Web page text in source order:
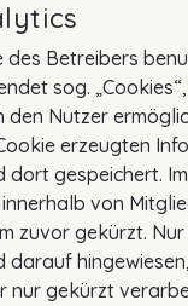
des Betreibers
sog.
den Nutzer
erzeugten
gespeichert.
von
zuvor gekürzt.
darauf
nur gekürzt